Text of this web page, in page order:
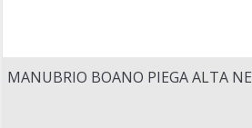
MANUBRIO BOANO PIEGA ALTA